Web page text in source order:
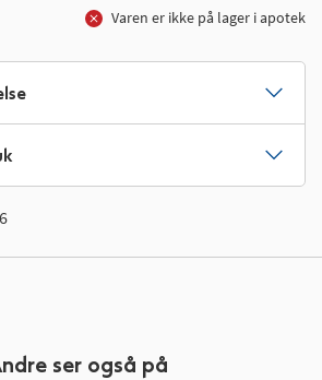
Varen er ikke på lager i apotek
ser også på